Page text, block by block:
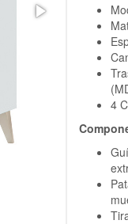
4